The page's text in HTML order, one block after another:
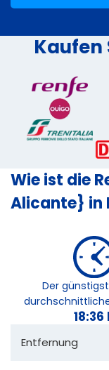
Kaufen
Wie ist die
Alicante} in
Der
18:36
Entfernung